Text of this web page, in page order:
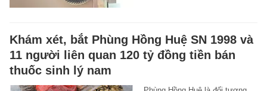
Khám xét, bắt Phùng Hồng Huệ SN 1998 và
11 người liên quan 120 tỷ đồng tiền bán
thuốc sinh lý nam